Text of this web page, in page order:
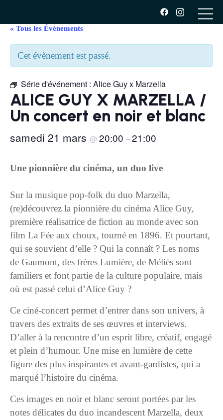
« Tous les Évènements
Cet évènement est passé.
Série d'événement : Alice Guy x Marzella
ALICE GUY X MARZELLA /
Un concert en noir et blanc
samedi 21 mars @ 20:00 –21:00
Une pionnière du cinéma, un duo live
Sur la musique pop-folk du duo Marzella,
(re)découvrez la pionnière du cinéma Alice Guy,
première réalisatrice de fiction au monde avec son
film La Fée aux choux, tourné en 1896. Et pourtant,
qui se souvient d’elle ? Qui la connaît ? Les noms
de Gaumont, des frères Lumière, de Méliès sont
familiers et font partie de la culture populaire, mais
où est passé celui d’Alice Guy ?
Ce ciné-concert permet d’entrer dans son univers, à
travers des extraits de ses œuvres et interviews.
D’aller à la rencontre d’un esprit libre, créatif, engagé
et plein d’humour. Une mise en lumière de cette
figure des plus inspirantes et avant-gardistes, qui a
marqué l’histoire du cinéma.
Ces images en noir et blanc seront portées par les
notes délicates du duo incandescent Marzella, deux